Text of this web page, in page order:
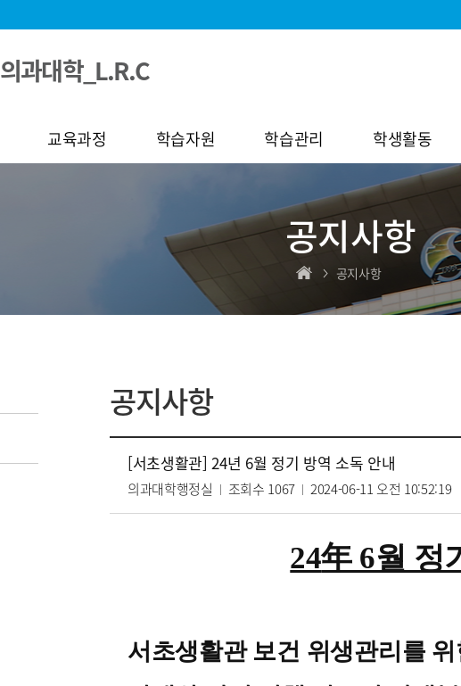
의과대학_L.R.C
교육과정 학습자원 학습관리 학생활동
공지사항
공지사항
공지사항
[서초생활관] 24년 6월 정기 방역 소독 안내
의과대학행정실 조회수 1067 2024-06-11 오전 10:52:19
24年 6월 정
서초생활관 보건 위생관리를